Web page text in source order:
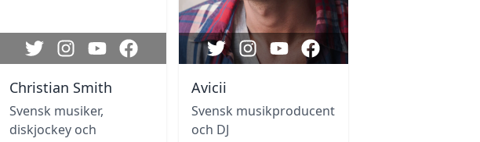
Christian Smith
Svensk musiker,
diskjockey och
Avicii
Svensk musikproducent
och DJ